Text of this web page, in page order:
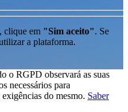
clique em "Sim aceito". Se
a plataforma.
o RGPD observará as suas
necessários para
do mesmo. Saber